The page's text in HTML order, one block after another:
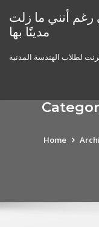
content
رغم أنني ما زلت
مدينًا بها
لطلاب الهندسة المدنية
Home